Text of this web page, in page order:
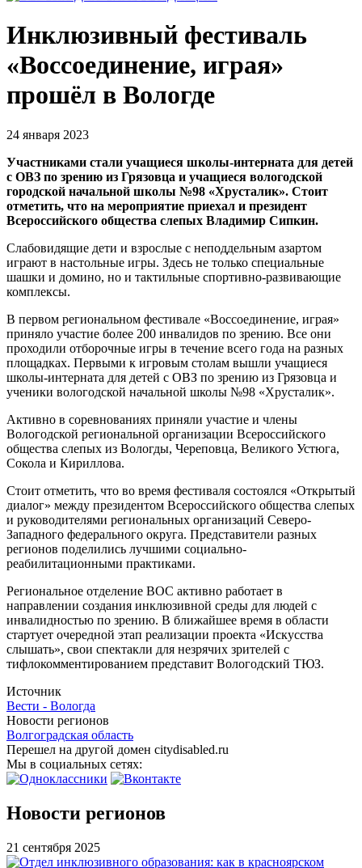
Инклюзивный фестиваль
«Воссоединение, играя»
прошёл в Вологде
24 января 2023
Участниками стали учащиеся школы-интерната для детей
с ОВЗ по зрению из Грязовца и учащиеся вологодской
городской начальной школы №98 «Хрусталик». Стоит
отметить, что на мероприятие приехал и президент
Всероссийского общества слепых Владимир Сипкин.
Слабовидящие дети и взрослые с неподдельным азартом
играют в настольные игры. Здесь не только специальные
шашки и домино, но и тактильные спортивно-развивающие
комплексы.
В первом региональном фестивале «Воссоединение, играя»
приняло участие более 200 инвалидов по зрению. Все они
проходили отборочные игры в течение всего года на разных
площадках. Первыми к игровым столам вышли учащиеся
школы-интерната для детей с ОВЗ по зрению из Грязовца и
ученики вологодской начальной школы №98 «Хрусталик».
Активно в соревнованиях приняли участие и члены
Вологодской региональной организации Всероссийского
общества слепых из Вологды, Череповца, Великого Устюга,
Сокола и Кириллова.
Стоит отметить, что во время фестиваля состоялся «Открытый
диалог» между президентом Всероссийского общества слепых
и руководителями региональных организаций Северо-
Западного федерального округа. Представители разных
регионов поделились лучшими социально-
реабилитационными практиками.
Региональное отделение ВОС активно работает в
направлении создания инклюзивной среды для людей с
инвалидностью по зрению. В ближайшее время в области
стартует очередной этап реализации проекта «Искусства
слышать», свои спектакли для незрячих зрителей с
тифлокомментированием представит Вологодский ТЮЗ.
Источник
Вести - Вологда
Новости регионов
Волгоградская область
Перешел на другой домен citydisabled.ru
Мы в социальных сетях:
Новости регионов
21 сентября 2025